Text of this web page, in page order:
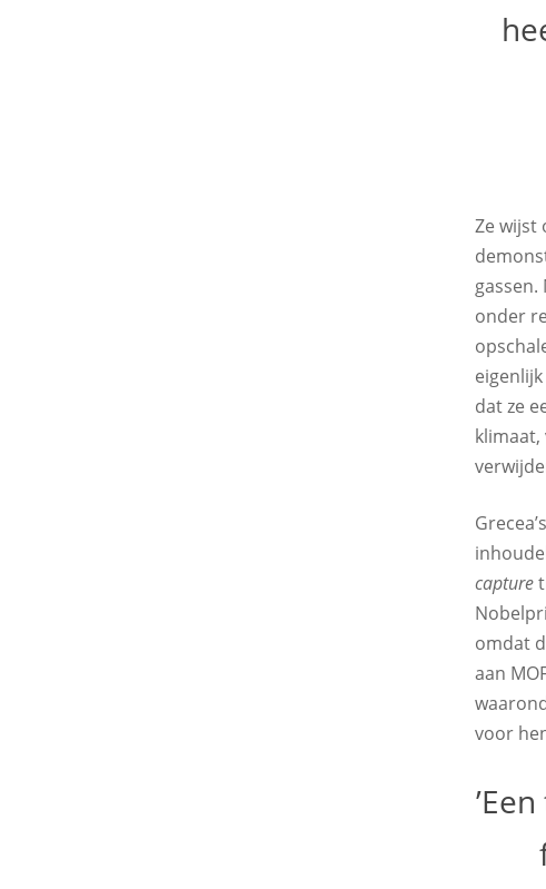
Ze wijst
onder
dat ze
klimaat,
capture
omdat
aan
voor